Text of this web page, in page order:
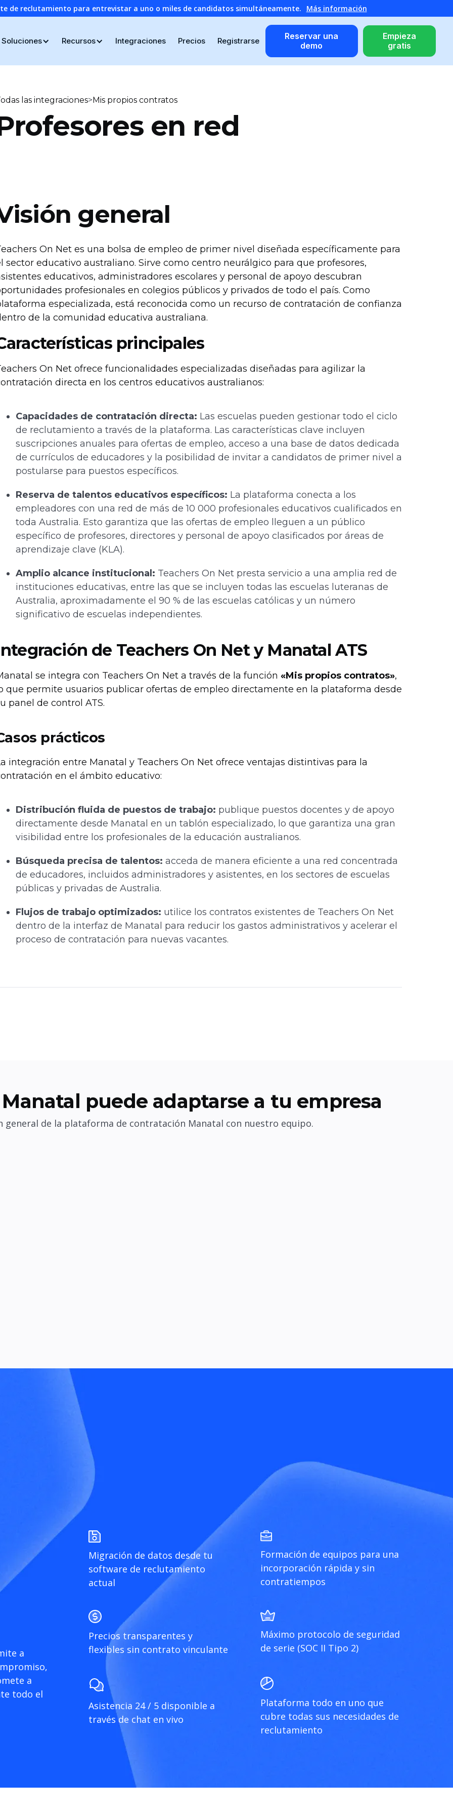
de reclutamiento para entrevistar a uno o miles de candidatos simultáneamente. Más información
Soluciones Recursos Integraciones Precios Registrarse
Reservar una
demo
Empieza
gratis
las integraciones>Mis propios contratos
en red
general
On Net es una bolsa de empleo de primer nivel diseñada específicamente para
sector educativo australiano. Sirve como centro neurálgico para que profesores,
educativos, administradores escolares y personal de apoyo descubran
profesionales en colegios públicos y privados de todo el país. Como
especializada, está reconocida como un recurso de contratación de confianza
de la comunidad educativa australiana.
principales
On Net ofrece funcionalidades especializadas diseñadas para agilizar la
directa en los centros educativos australianos:
Capacidades de contratación directa: Las escuelas pueden gestionar todo el ciclo
de reclutamiento a través de la plataforma. Las características clave incluyen
suscripciones anuales para ofertas de empleo, acceso a una base de datos dedicada
de currículos de educadores y la posibilidad de invitar a candidatos de primer nivel a
postularse para puestos específicos.
Reserva de talentos educativos específicos: La plataforma conecta a los
empleadores con una red de más de 10 000 profesionales educativos cualificados en
toda Australia. Esto garantiza que las ofertas de empleo lleguen a un público
específico de profesores, directores y personal de apoyo clasificados por áreas de
aprendizaje clave (KLA).
Amplio alcance institucional: Teachers On Net presta servicio a una amplia red de
instituciones educativas, entre las que se incluyen todas las escuelas luteranas de
Australia, aproximadamente el 90 % de las escuelas católicas y un número
significativo de escuelas independientes.
de Teachers On Net y Manatal ATS
se integra con Teachers On Net a través de la función «Mis propios contratos»,
que permite usuarios publicar ofertas de empleo directamente en la plataforma desde
panel de control ATS.
prácticos
integración entre Manatal y Teachers On Net ofrece ventajas distintivas para la
en el ámbito educativo:
Distribución fluida de puestos de trabajo: publique puestos docentes y de apoyo
directamente desde Manatal en un tablón especializado, lo que garantiza una gran
visibilidad entre los profesionales de la educación australianos.
Búsqueda precisa de talentos: acceda de manera eficiente a una red concentrada
de educadores, incluidos administradores y asistentes, en los sectores de escuelas
públicas y privadas de Australia.
Flujos de trabajo optimizados: utilice los contratos existentes de Teachers On Net
dentro de la interfaz de Manatal para reducir los gastos administrativos y acelerar el
proceso de contratación para nuevas vacantes.
puede adaptarse a tu empresa
general de la plataforma de contratación Manatal con nuestro equipo.
a
a
todo el
Migración de datos desde tu
software de reclutamiento
actual
Formación de equipos para una
incorporación rápida y sin
contratiempos
Precios transparentes y
flexibles sin contrato vinculante
Máximo protocolo de seguridad
de serie (SOC II Tipo 2)
Asistencia 24 / 5 disponible a
través de chat en vivo
Plataforma todo en uno que
cubre todas sus necesidades de
reclutamiento